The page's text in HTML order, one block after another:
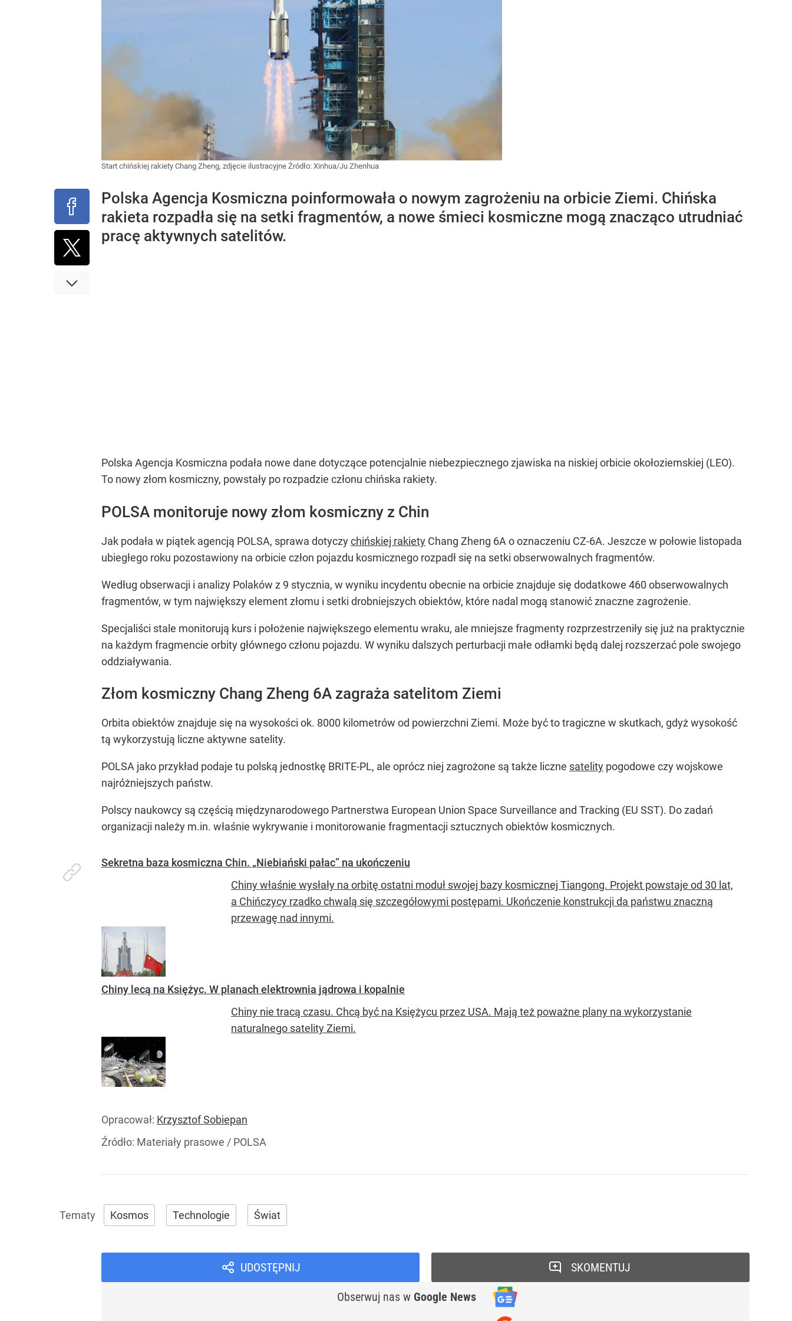
Start chińskiej rakiety Chang Zheng, zdjęcie ilustracyjne Źródło: Xinhua/Ju Zhenhua
Polska Agencja Kosmiczna poinformowała o nowym zagrożeniu na orbicie Ziemi. Chińska
rakieta rozpadła się na setki fragmentów, a nowe śmieci kosmiczne mogą znacząco utrudniać
pracę aktywnych satelitów.
Polska Agencja Kosmiczna podała nowe dane dotyczące potencjalnie niebezpiecznego zjawiska na niskiej orbicie okołoziemskiej (LEO).
To nowy złom kosmiczny, powstały po rozpadzie członu chińska rakiety.
POLSA monitoruje nowy złom kosmiczny z Chin
Jak podała w piątek agencją POLSA, sprawa dotyczychińskiej rakiety Chang Zheng 6A o oznaczeniu CZ-6A. Jeszcze w połowie listopada
ubiegłego roku pozostawiony na orbicie człon pojazdu kosmicznego rozpadł się na setki obserwowalnych fragmentów.
Według obserwacji i analizy Polaków z 9 stycznia, w wyniku incydentu obecnie na orbicie znajduje się dodatkowe 460 obserwowalnych
fragmentów, w tym największy element złomu i setki drobniejszych obiektów, które nadal mogą stanowić znaczne zagrożenie.
Specjaliści stale monitorują kurs i położenie największego elementu wraku, ale mniejsze fragmenty rozprzestrzeniły się już na praktycznie
na każdym fragmencie orbity głównego członu pojazdu. W wyniku dalszych perturbacji małe odłamki będą dalej rozszerzać pole swojego
oddziaływania.
Złom kosmiczny Chang Zheng 6A zagraża satelitom Ziemi
Orbita obiektów znajduje się na wysokości ok. 8000 kilometrów od powierzchni Ziemi. Może być to tragiczne w skutkach, gdyż wysokość
tą wykorzystują liczne aktywne satelity.
POLSA jako przykład podaje tu polską jednostkę BRITE-PL, ale oprócz niej zagrożone są także liczne satelity pogodowe czy wojskowe
najróżniejszych państw.
Polscy naukowcy są częścią międzynarodowego Partnerstwa European Union Space Surveillance and Tracking (EU SST). Do zadań
organizacji należy m.in. właśnie wykrywanie i monitorowanie fragmentacji sztucznych obiektów kosmicznych.
Sekretna baza kosmiczna Chin. „Niebiański pałac” na ukończeniu
Chiny właśnie wysłały na orbitę ostatni moduł swojej bazy kosmicznej Tiangong. Projekt powstaje od 30 lat,
a Chińczycy rzadko chwalą się szczegółowymi postępami. Ukończenie konstrukcji da państwu znaczną
przewagę nad innymi.
Chiny lecą na Księżyc. W planach elektrownia jądrowa i kopalnie
Chiny nie tracą czasu. Chcą być na Księżycu przez USA. Mają też poważne plany na wykorzystanie
naturalnego satelity Ziemi.
Opracował: Krzysztof Sobiepan
Źródło: Materiały prasowe / POLSA
Kosmos Technologie Świat
UDOSTĘPNIJ
Obserwuj nas w Google News
SKOMENTUJ